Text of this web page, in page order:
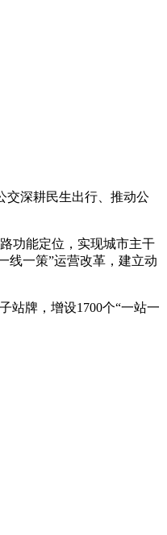
交深耕民生出行、推动公
功能定位，实现城市主干
线一策”运营改革，建立动
站牌，增设1700个“一站一